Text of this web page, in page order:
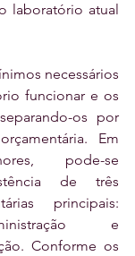
laboratório atual
necessários
funcionar e os
os por
Em
pode-se
de três
principais:
e
Conforme os